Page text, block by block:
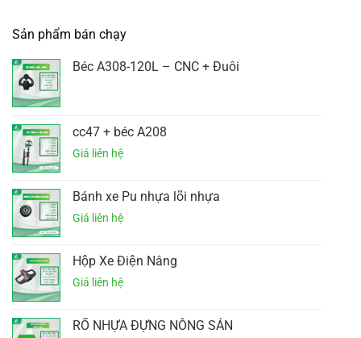
Sản phẩm bán chạy
Béc A308-120L – CNC + Đuôi
cc47 + béc A208
Bánh xe Pu nhựa lõi nhựa
Hộp Xe Điện Nâng
RỔ NHỰA ĐỰNG NÔNG SẢN